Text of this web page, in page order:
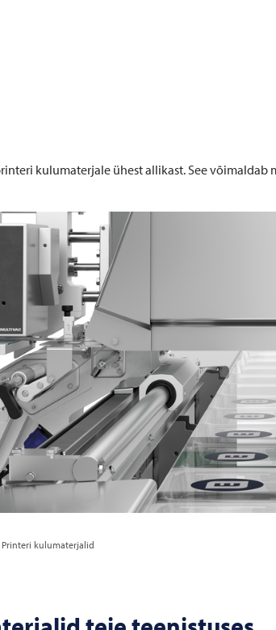
kulumaterjale ühest allikast. See võimaldab
Printeri kulumaterjalid